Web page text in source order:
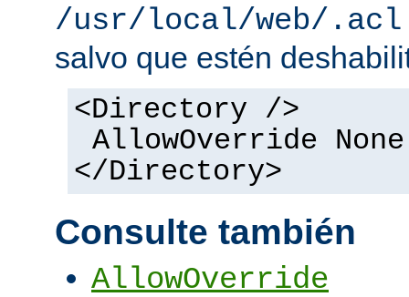
/usr/local/web/.acl
salvo que estén
<Directory />
AllowOverride None
</Directory>
Consulte también
AllowOverride